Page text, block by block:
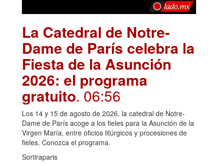
La Catedral de Notre-
Dame de París celebra la
Fiesta de la Asunción
2026: el programa
gratuito. 06:56
Los 14 y 15 de agosto de 2026, la catedral de Notre-
Dame de París acoge a los fieles para la Asunción de la
Virgen María, entre oficios litúrgicos y procesiones de
fieles. Conozca el programa.
Sortiraparis